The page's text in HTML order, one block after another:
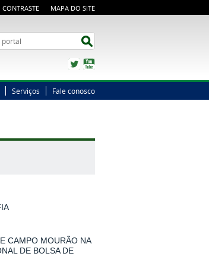
CONTRASTE MAPA DO SITE
Twitter
Serviços Fale conosco
CAMPO MOURÃO NA
DE BOLSA DE